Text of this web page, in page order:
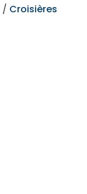
/ Croisières